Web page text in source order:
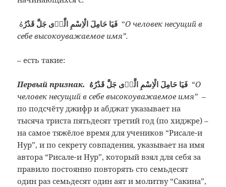
فَيَا حَامِلَ الْاِسْمِ الَّذٖى جَلَّ قَدْرُ “О человек несущий в
себе высокоуважаемое имя”.
– есть такие:
Первый признак. فَيَا حَامِلَ الْاِسْمِ الَّذٖى جَلَّ قَدْرُ “О
человек несущий в себе высокоуважаемое имя” –
по подсчёту джифр и абджат указывает на
тысяча триста пятьдесят третий год (по хиджре) –
на самое тяжёлое время для учеников “Рисале-и
Нур”, и по секрету совпадения, указывает на имя
автора “Рисале-и Нур”, который взял для себя за
правило постоянно повторять сто семьдесят
один раз семьдесят один аят и молитву “Сакина”,